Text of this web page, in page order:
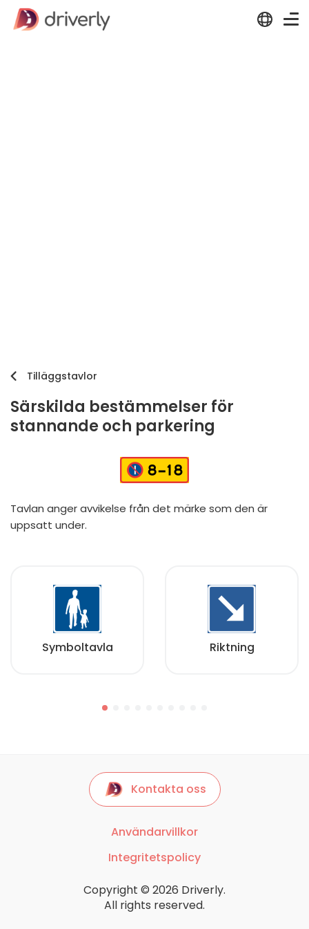
Tilläggstavlor
Särskilda bestämmelser för
stannande och parkering
Tavlan anger avvikelse från det märke som den är
uppsatt under.
Symboltavla Riktning
Kontakta oss
Användarvillkor
Integritetspolicy
Copyright © 2026 Driverly.
All rights reserved.